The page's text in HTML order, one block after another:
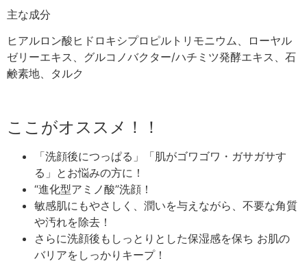
主な成分
ヒアルロン酸ヒドロキシプロピルトリモニウム、ローヤル
ゼリーエキス、グルコノバクター/ハチミツ発酵エキス、石
鹸素地、タルク
ここがオススメ！！
「洗顔後につっぱる」「肌がゴワゴワ・ガサガサす
る」とお悩みの方に！
“進化型アミノ酸”洗顔！
敏感肌にもやさしく、潤いを与えながら、不要な角質
や汚れを除去！
さらに洗顔後もしっとりとした保湿感を保ち お肌の
バリアをしっかりキープ！